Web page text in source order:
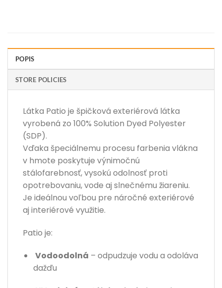
POPIS
STORE POLICIES
Látka Patio je špičková exteriérová látka
vyrobená zo 100% Solution Dyed Polyester
(SDP).
Vďaka špeciálnemu procesu farbenia vlákna
v hmote poskytuje výnimočnú
stálofarebnosť, vysokú odolnosť proti
opotrebovaniu, vode aj slnečnému žiareniu.
Je ideálnou voľbou pre náročné exteriérové
aj interiérové využitie.
Patio je:
Vodoodolná – odpudzuje vodu a odoláva
dažďu